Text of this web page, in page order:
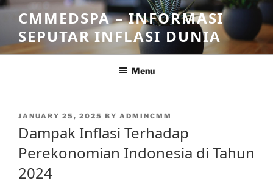
Skip
content
CMMEDSPA – INFORMASI
SEPUTAR INFLASI DUNIA
Menu
POSTED
JANUARY 25, 2025 BY ADMINCMM
Dampak Inflasi Terhadap
Perekonomian Indonesia di Tahun
2024